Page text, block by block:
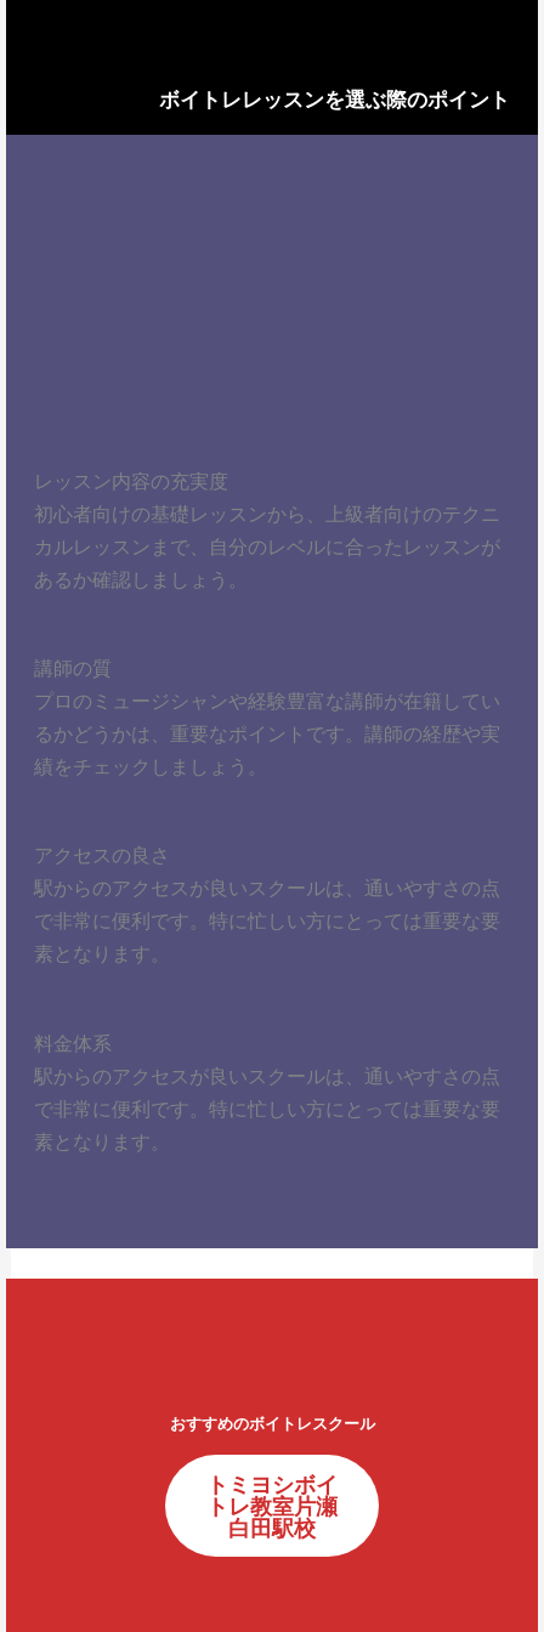
ボイトレレッスンを選ぶ際のポイント
レッスン内容の充実度
初心者向けの基礎レッスンから、上級者向けのテクニ
カルレッスンまで、自分のレベルに合ったレッスンが
あるか確認しましょう。
講師の質
プロのミュージシャンや経験豊富な講師が在籍してい
るかどうかは、重要なポイントです。講師の経歴や実
績をチェックしましょう。
アクセスの良さ
駅からのアクセスが良いスクールは、通いやすさの点
で非常に便利です。特に忙しい方にとっては重要な要
素となります。
料金体系
駅からのアクセスが良いスクールは、通いやすさの点
で非常に便利です。特に忙しい方にとっては重要な要
素となります。
おすすめのボイトレスクール
トミヨシボイ
トレ教室片瀬
白田駅校